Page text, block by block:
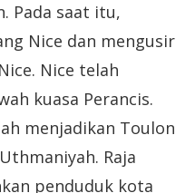
Pada saat itu,
Nice dan mengusir
Nice telah
kuasa Perancis.
menjadikan Toulon
Raja
penduduk kota